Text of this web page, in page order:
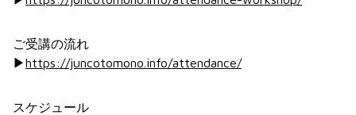
ご受講の流れ
▶︎https://juncotomono.info/attendance/
スケジュール